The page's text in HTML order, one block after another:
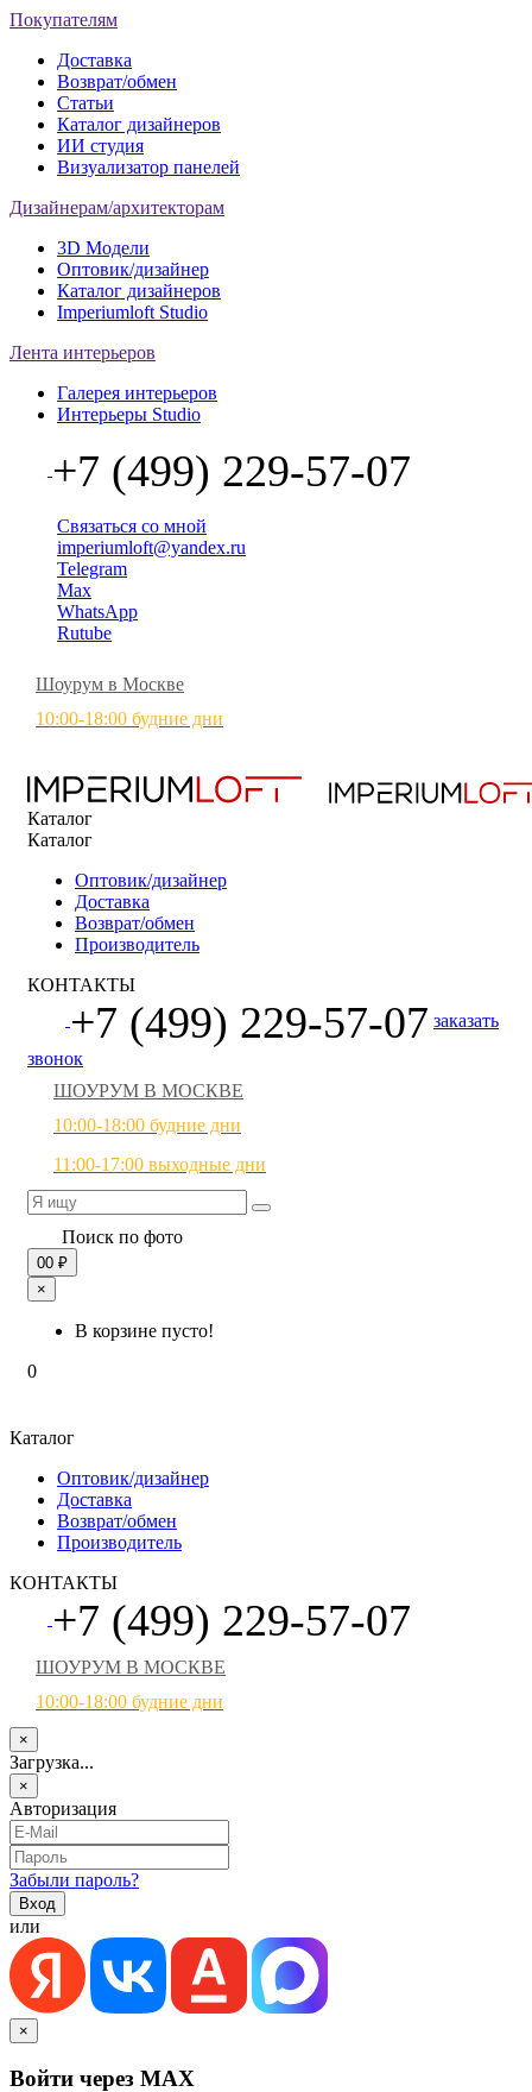
Покупателям
Доставка
Возврат/обмен
Статьи
Каталог дизайнеров
ИИ студия
Визуализатор панелей
Дизайнерам/архитекторам
3D Модели
Оптовик/дизайнер
Каталог дизайнеров
Imperiumloft Studio
Лента интерьеров
Галерея интерьеров
Интерьеры Studio
+7 (499) 229-57-07
Связаться со мной
imperiumloft@yandex.ru
Telegram
Max
WhatsApp
Rutube
Шоурум в Москве
10:00-18:00 будние дни
Каталог
Каталог
Оптовик/дизайнер
Доставка
Возврат/обмен
Производитель
КОНТАКТЫ
+7 (499) 229-57-07 заказать
звонок
ШОУРУМ В МОСКВЕ
10:00-18:00 будние дни
11:00-17:00 выходные дни
Поиск по фото
00 ₽
×
В корзине пусто!
0
Каталог
Оптовик/дизайнер
Доставка
Возврат/обмен
Производитель
КОНТАКТЫ
+7 (499) 229-57-07
ШОУРУМ В МОСКВЕ
10:00-18:00 будние дни
×
Загрузка...
×
Авторизация
Забыли пароль?
или
×
Войти через MAX